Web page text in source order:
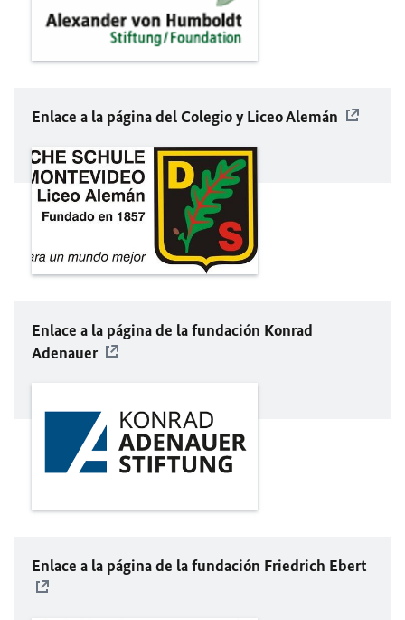
Enlace a la página del Colegio y Liceo Alemán
Enlace a la página de la fundación Konrad
Adenauer
Enlace a la página de la fundación Friedrich Ebert